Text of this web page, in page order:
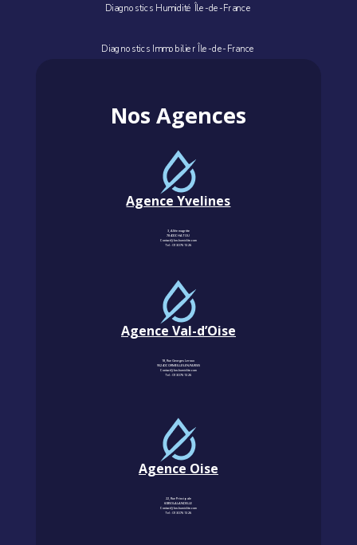
Diagnostics Humidité Île-de-France
Diagnostics Immobilier Île-de-France
Nos Agences
Agence Yvelines
3, Allée magritte
78400 CHATOU
Contact@km-humidite.com
Tel :01 30 76 13 26
Agence Val-d’Oise
18, Rue Georges Leroux
95240 CORMEILLES-EN-PARISIS
Contact@km-humidite.com
Tel :01 30 76 13 26
Agence Oise
22, Rue Principale
60850 LALANDELLE
Contact@km-humidite.com
Tel :01 30 76 13 26